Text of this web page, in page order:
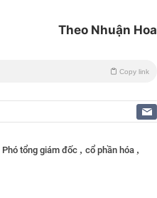
Theo Nhuận Hoa
Copy link
Phó tổng giám đốc , cổ phần hóa ,